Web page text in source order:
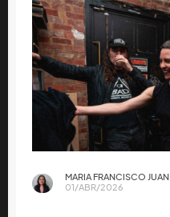
MARIA FRANCISCO JUAN
01/ABR/2026